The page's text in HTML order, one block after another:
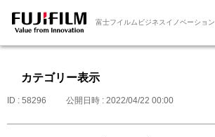
富士フイルムビジネスイノベーション
カテゴリー表示
ID : 58296 公開日時 : 2022/04/22 00:00